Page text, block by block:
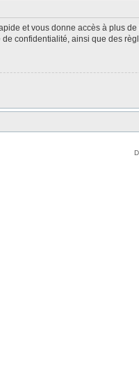
et vous donne accès à plus
confidentialité, ainsi que des